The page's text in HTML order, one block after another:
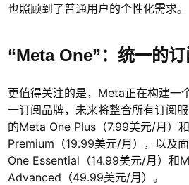
也照顾到了普通用户的个性化需求。
“Meta One”：统一的
更值得关注的是，Meta正在构建一
一订阅品牌，未来将整合所有订阅
的Meta One Plus（7.99美元/月）
Premium（19.99美元/月），以及
One Essential（14.99美元/月）和
Advanced（49.99美元/月）。